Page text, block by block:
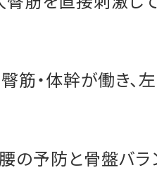
臀筋・体幹が働き、
腰の予防と骨盤バ